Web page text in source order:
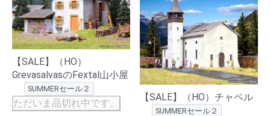
【SALE】（HO）
GrevasalvasのFextal山小屋
SUMMERセール２
ただいま品切れ中です。
【SALE】（HO）チャペル
SUMMERセール２